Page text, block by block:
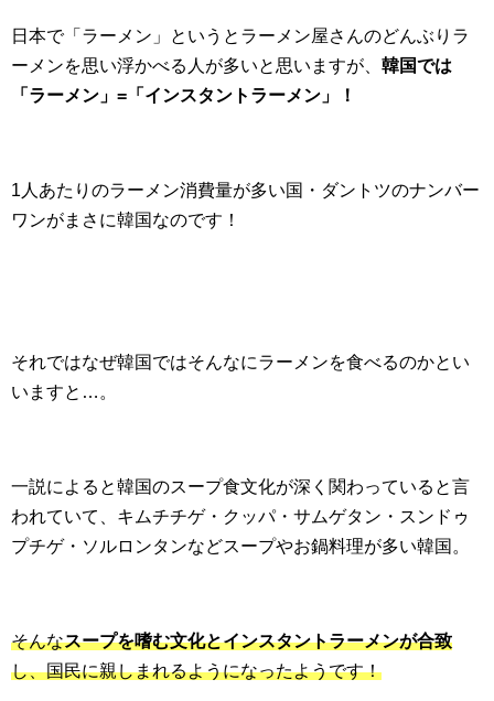
日本で「ラーメン」というとラーメン屋さんのどんぶりラ
ーメンを思い浮かべる人が多いと思いますが、 韓国では
「ラーメン」=「インスタントラーメン」！
1人あたりのラーメン消費量が多い国・ダントツのナンバー
ワンがまさに韓国なのです！
それではなぜ韓国ではそんなにラーメンを食べるのかとい
いますと…。
一説によると韓国のスープ食文化が深く関わっていると言
われていて、キムチチゲ・クッパ・サムゲタン・スンドゥ
プチゲ・ソルロンタンなどスープやお鍋料理が多い韓国。
そんなスープを嗜む文化とインスタントラーメンが合致
し、国民に親しまれるようになったようです！